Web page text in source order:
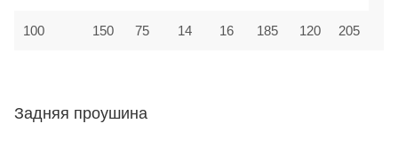
100 150 75 14 16 185 120 205
Задняя проушина